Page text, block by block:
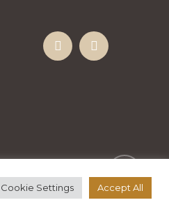
Cookie Settings Accept All